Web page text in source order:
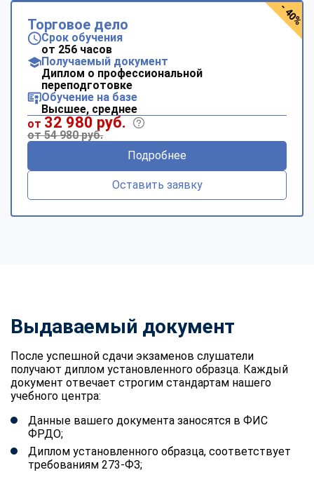
Торговое дело
Срок обучения
от 256 часов
Получаемый документ
Диплом о профессиональной
переподготовке
Обучение на базе
Высшее, среднее
от 32 980 руб.
от 54 980 руб.
Подробнее
Оставить заявку
- 40%
Выдаваемый документ
После успешной сдачи экзаменов слушатели
получают диплом установленного образца. Каждый
документ отвечает строгим стандартам нашего
учебного центра:
Данные вашего документа заносятся в ФИС
ФРДО;
Диплом установленного образца, соответствует
требованиям 273-ФЗ;